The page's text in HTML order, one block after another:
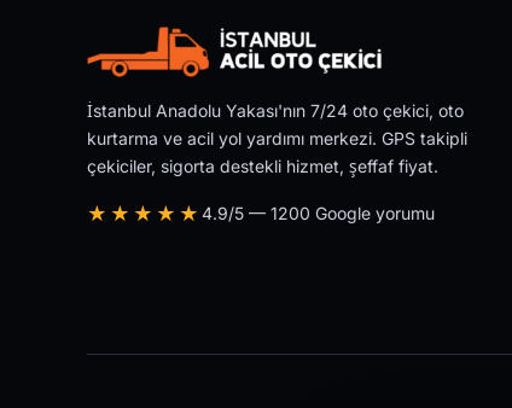
İstanbul Anadolu Yakası'nın 7/24 oto çekici, oto
kurtarma ve acil yol yardımı merkezi. GPS takipli
çekiciler, sigorta destekli hizmet, şeffaf fiyat.
★★★★★ 4.9/5 — 1200 Google yorumu